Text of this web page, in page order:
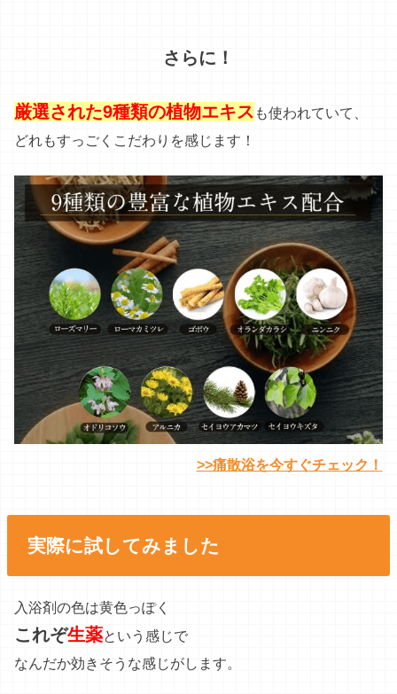
さらに！
厳選された9種類の植物エキス も使われていて、
どれもすっごくこだわりを感じます！
>>痛散浴を今すぐチェック！
実際に試してみました
入浴剤の色は黄色っぽく
これぞ生薬という感じで
なんだか効きそうな感じがします。